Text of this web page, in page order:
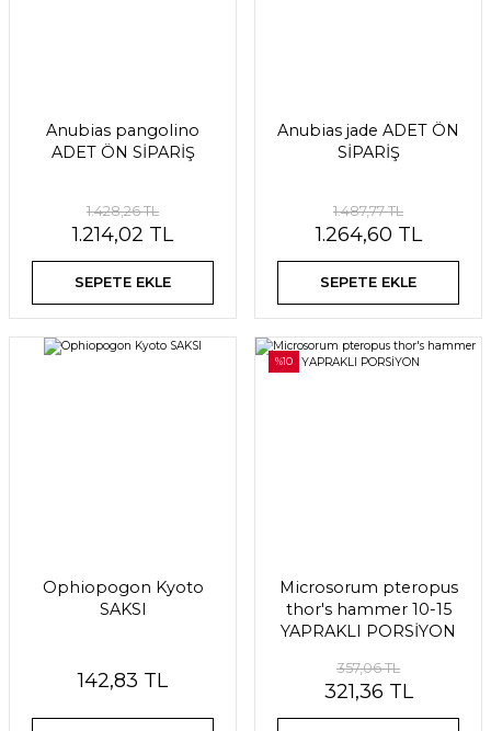
Anubias pangolino
ADET ÖN SİPARİŞ
1.428,26 TL
1.214,02 TL
SEPETE EKLE
Anubias jade ADET ÖN
SİPARİŞ
1.487,77 TL
1.264,60 TL
SEPETE EKLE
Ophiopogon Kyoto
SAKSI
142,83 TL
%10
Microsorum pteropus
thor's hammer 10-15
YAPRAKLI PORSİYON
357,06 TL
321,36 TL